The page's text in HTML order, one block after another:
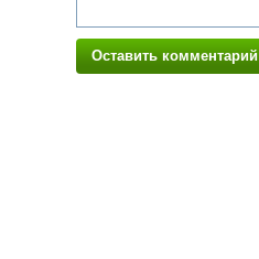
Оставить комментарий